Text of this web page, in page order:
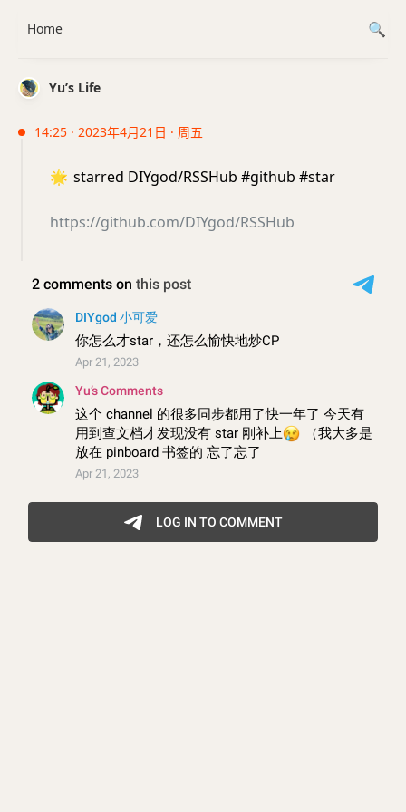
Yu’s Life
14:25 · 2023年4月21日 · 周五
🌟 starred DIYgod/RSSHub #github #star
https://github.com/DIYgod/RSSHub
Home